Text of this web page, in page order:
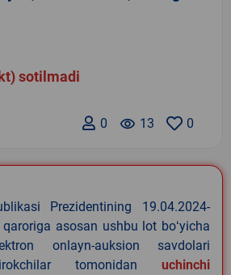
sotilmadi
0
remove_red_eye 13
0
Prezidentining 19.04.2024-
asosan ushbu lot boʻyicha
onlayn-auksion savdolari
tomonidan uchinchi